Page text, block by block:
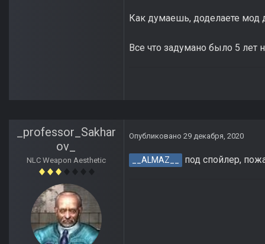
Как думаешь, доделаете мод
Все что задумано было 5 лет
_professor_Sakhar
ov_
NLC Weapon Aesthetic
Опубликовано 29 декабря, 2020
__ALMAZ__ под спойлер,